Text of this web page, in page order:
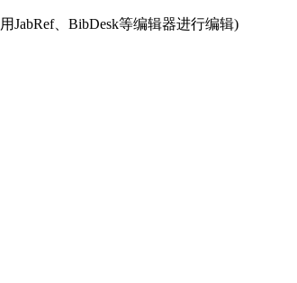
JabRef、BibDesk等编辑器进行编辑)